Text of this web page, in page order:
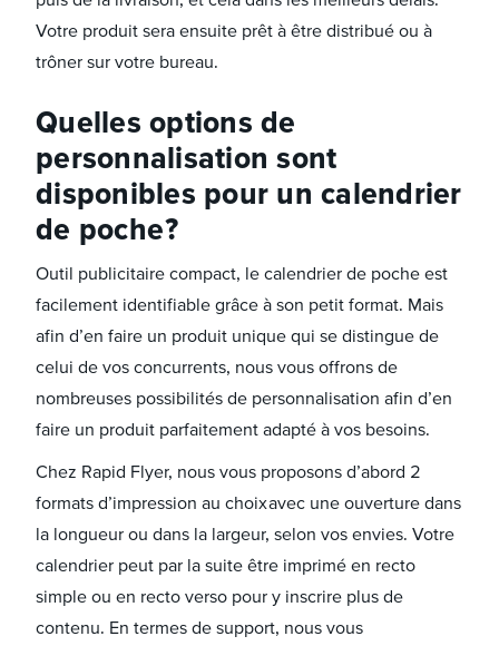
Votre produit sera ensuite prêt à être distribué ou à
trôner sur votre bureau.
Quelles options de
personnalisation sont
disponibles pour un calendrier
de poche ?
Outil publicitaire compact, le calendrier de poche est
facilement identifiable grâce à son petit format. Mais
afin d’en faire un produit unique qui se distingue de
celui de vos concurrents, nous vous offrons de
nombreuses possibilités de personnalisation afin d’en
faire un produit parfaitement adapté à vos besoins.
Chez Rapid Flyer, nous vous proposons d’abord 2
formats d’impression au choix avec une ouverture dans
la longueur ou dans la largeur, selon vos envies. Votre
calendrier peut par la suite être imprimé en recto
simple ou en recto verso pour y inscrire plus de
contenu. En termes de support, nous vous